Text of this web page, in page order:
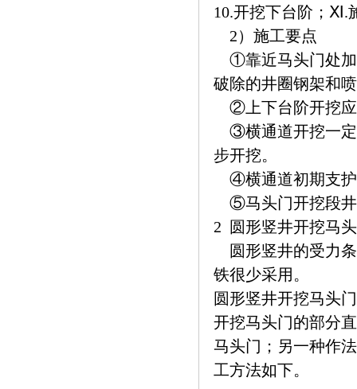
10.开挖下台阶；Ⅺ.
2）施工要点
①靠近马头门处加
破除的井圈钢架和
②上下台阶开挖应
③横通道开挖一定
步开挖。
④横通道初期支护
⑤马头门开挖段井
2 圆形竖井开挖马
圆形竖井的受力
铁很少采用。
圆形竖井开挖马头
开挖马头门的部分
马头门；另一种作
工方法如下。